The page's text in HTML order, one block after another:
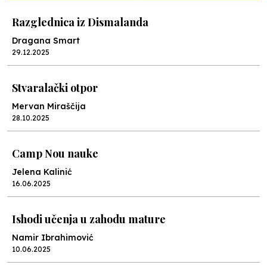
Razglednica iz Dismalanda
Dragana Smart
29.12.2025
Stvaralački otpor
Mervan Miraščija
28.10.2025
Camp Nou nauke
Jelena Kalinić
16.06.2025
Ishodi učenja u zahodu mature
Namir Ibrahimović
10.06.2025